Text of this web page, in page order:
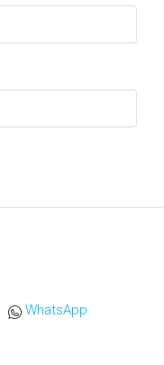
WhatsApp